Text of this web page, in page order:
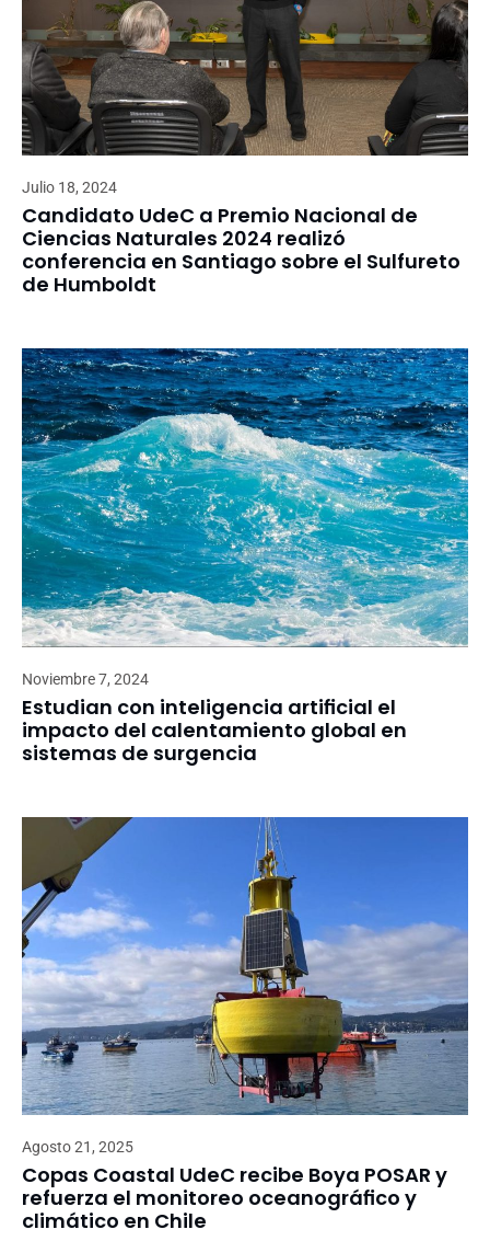
Julio 18, 2024
Candidato UdeC a Premio Nacional de
Ciencias Naturales 2024 realizó
conferencia en Santiago sobre el Sulfureto
de Humboldt
Noviembre 7, 2024
Estudian con inteligencia artificial el
impacto del calentamiento global en
sistemas de surgencia
Agosto 21, 2025
Copas Coastal UdeC recibe Boya POSAR y
refuerza el monitoreo oceanográfico y
climático en Chile